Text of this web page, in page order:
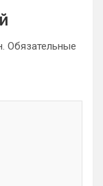
Обязательные